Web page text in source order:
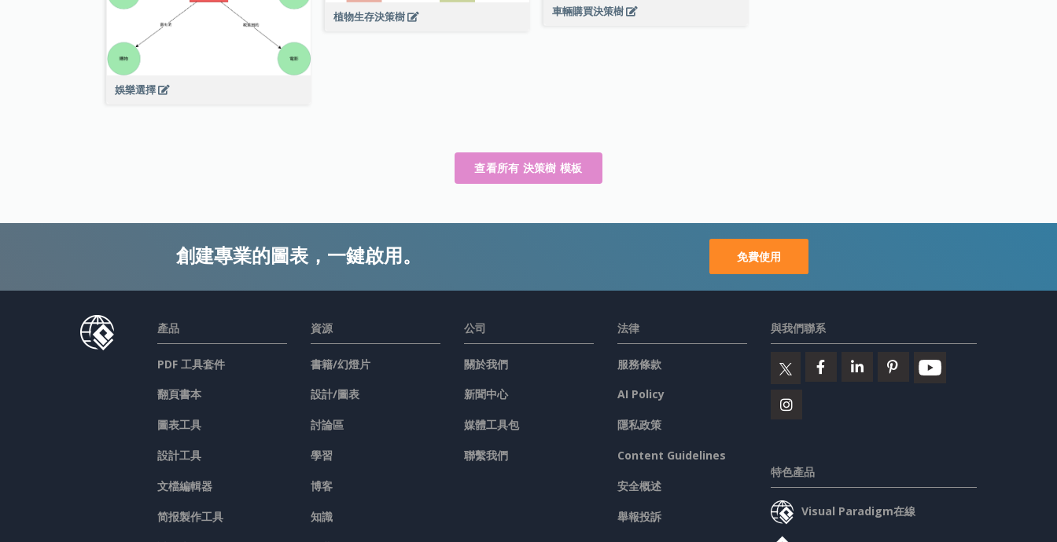
娛樂選擇
植物生存決策樹 車輛購買決策樹
查看所有 決策樹 模板
創建專業的圖表，一鍵啟用。 免費使用
產品
PDF 工具套件
翻頁書本
圖表工具
設計工具
文檔編輯器
简报製作工具
資源
書籍/幻燈片
設計/圖表
討論區
學習
博客
知識
公司
關於我們
新聞中心
媒體工具包
聯繫我們
法律
服務條款
AI Policy
隱私政策
Content Guidelines
安全概述
舉報投訴
與我們聯系
特色產品
Visual Paradigm在線